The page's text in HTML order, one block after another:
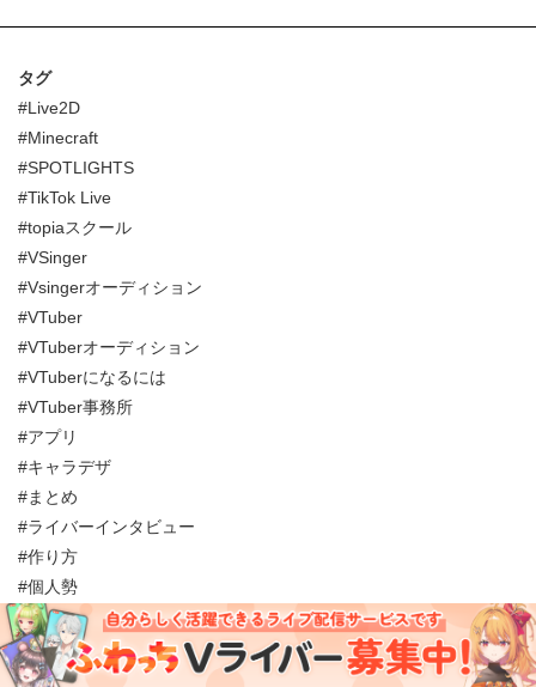
タグ
#Live2D
#Minecraft
#SPOTLIGHTS
#TikTok Live
#topiaスクール
#VSinger
#Vsingerオーディション
#VTuber
#VTuberオーディション
#VTuberになるには
#VTuber事務所
#アプリ
#キャラデザ
#まとめ
#ライバーインタビュー
#作り方
#個人勢
#副業
#収入
#収益化